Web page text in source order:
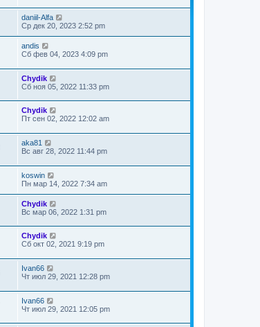
daniil-Alfa
Ср дек 20, 2023 2:52 pm
andis
Сб фев 04, 2023 4:09 pm
Chydik
Сб ноя 05, 2022 11:33 pm
Chydik
Пт сен 02, 2022 12:02 am
aka81
Вс авг 28, 2022 11:44 pm
koswin
Пн мар 14, 2022 7:34 am
Chydik
Вс мар 06, 2022 1:31 pm
Chydik
Сб окт 02, 2021 9:19 pm
Ivan66
Чт июл 29, 2021 12:28 pm
Ivan66
Чт июл 29, 2021 12:05 pm